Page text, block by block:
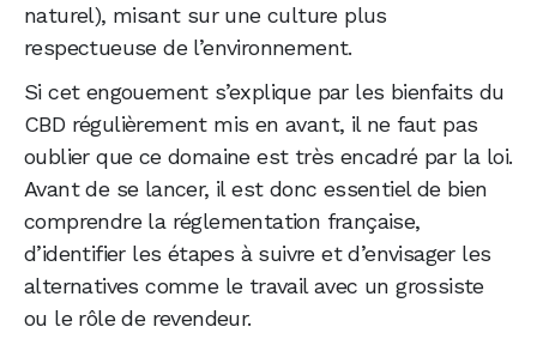
naturel), misant sur une culture plus
respectueuse de l’environnement.
Si cet engouement s’explique par les bienfaits du
CBD régulièrement mis en avant, il ne faut pas
oublier que ce domaine est très encadré par la loi.
Avant de se lancer, il est donc essentiel de bien
comprendre la réglementation française,
d’identifier les étapes à suivre et d’envisager les
alternatives comme le travail avec un grossiste
ou le rôle de revendeur.